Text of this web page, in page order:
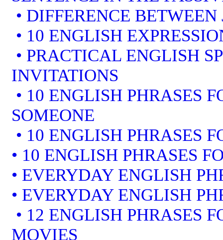
• DIFFERENCE
• 10 ENGLISH
• PRACTICAL ENGLISH
INVITATIONS
• 10 ENGLISH PHRASES
SOMEONE
• 10 ENGLISH PHRASES
• 10 ENGLISH PHRASES
• EVERYDAY ENGLISH
• EVERYDAY ENGLISH
• 12 ENGLISH PHRASES
MOVIES